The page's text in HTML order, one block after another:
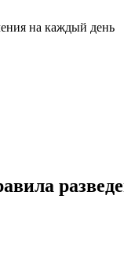
на каждый день